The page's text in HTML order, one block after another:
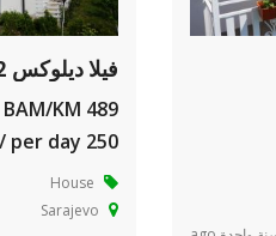
فيلا ديلوكس 2
489 BAM/KM
250 EUR / per day
House
Sarajevo